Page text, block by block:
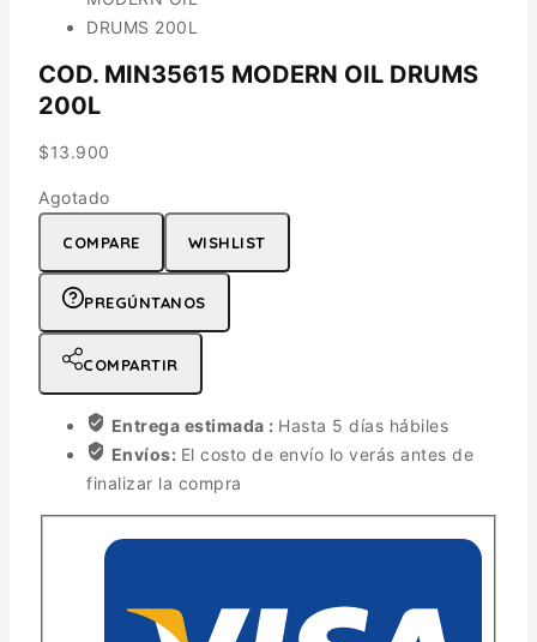
COD. MIN35615 MODERN OIL DRUMS
200L
$13.900
Agotado
COMPARE WISHLIST
PREGÚNTANOS
COMPARTIR
Entrega estimada : Hasta 5 días hábiles
Envíos: El costo de envío lo verás antes de
finalizar la compra